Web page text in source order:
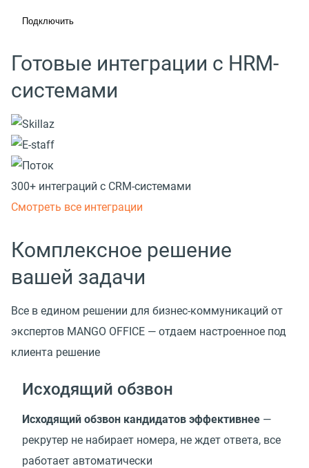
Подключить
Готовые интеграции с HRM-
системами
300+ интеграций с CRM-системами
Смотреть все интеграции
Комплексное решение
вашей задачи
Все в едином решении для бизнес-коммуникаций от
экспертов MANGO OFFICE — отдаем настроенное под
клиента решение
Исходящий обзвон
Исходящий обзвон кандидатов эффективнее —
рекрутер не набирает номера, не ждет ответа, все
работает автоматически